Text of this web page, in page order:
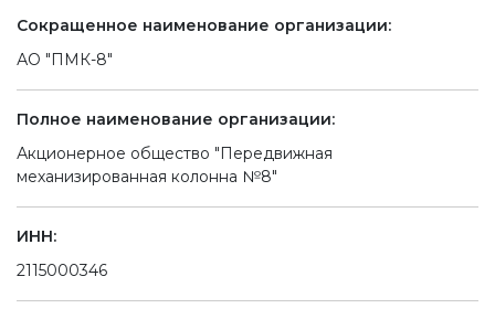
Сокращенное наименование организации:
АО "ПМК-8"
Полное наименование организации:
Акционерное общество "Передвижная
механизированная колонна №8"
ИНН:
2115000346